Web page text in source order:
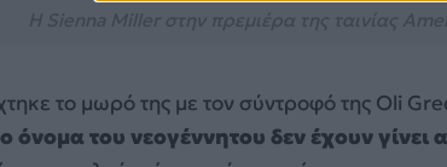
το μωρό της με τον σύντροφό της Oli
όνομα του νεογέννητου δεν έχουν